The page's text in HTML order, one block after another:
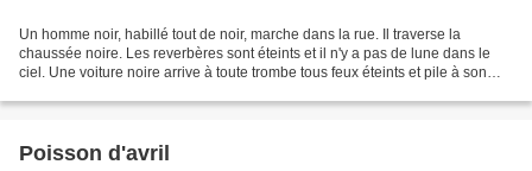
Un homme noir, habillé tout de noir, marche dans la rue. Il traverse la
chaussée noire. Les reverbères sont éteints et il n'y a pas de lune dans le
ciel. Une voiture noire arrive à toute trombe tous feux éteints et pile à son
Poisson d'avril